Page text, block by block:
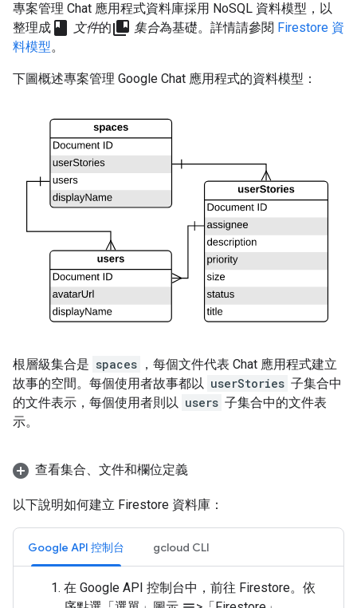
專案管理 Chat 應用程式資料庫採用 NoSQL 資料模型，以
整理成 class 文件的collections_bookmark 集合為基礎。詳情請參閱 Firestore 資
料模型。
下圖概述專案管理 Google Chat 應用程式的資料模型：
根層級集合是 spaces ，每個文件代表 Chat 應用程式建立
故事的空間。每個使用者故事都以 userStories 子集合中
的文件表示，每個使用者則以 users 子集合中的文件表
示。
查看集合、文件和欄位定義
以下說明如何建立 Firestore 資料庫：
Google API 控制台 gcloud CLI
在 Google API 控制台中，前往 Firestore。依